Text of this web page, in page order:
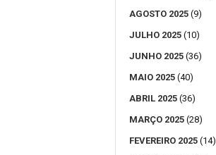
AGOSTO 2025 (9)
JULHO 2025 (10)
JUNHO 2025 (36)
MAIO 2025 (40)
ABRIL 2025 (36)
MARÇO 2025 (28)
FEVEREIRO 2025 (14)